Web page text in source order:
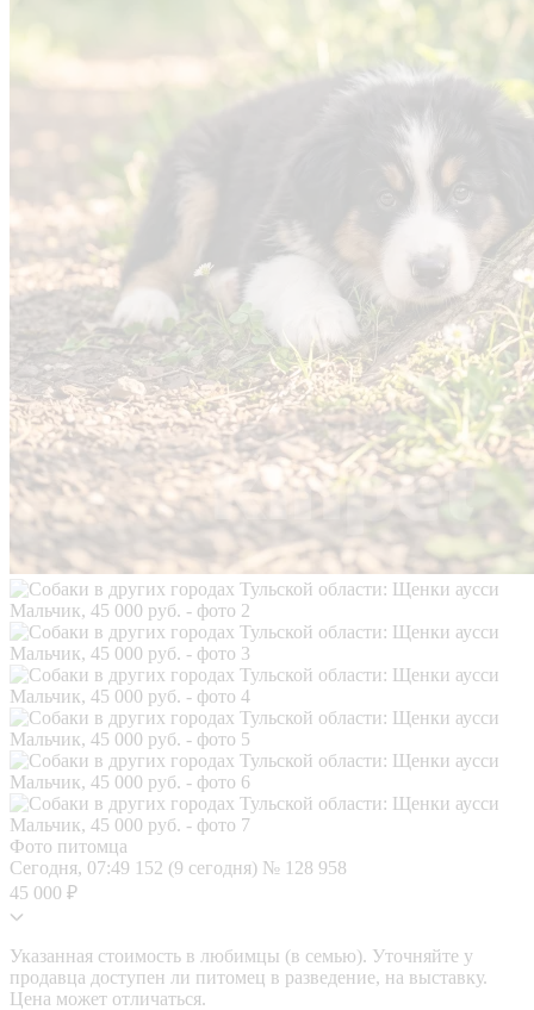
Фото питомца
Сегодня, 07:49 152 (9 сегодня) № 128 958
45 000 ₽
Указанная стоимость в любимцы (в семью). Уточняйте у
продавца доступен ли питомец в разведение, на выставку.
Цена может отличаться.